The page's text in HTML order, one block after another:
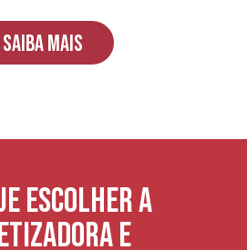
SAIBA MAIS
escolher a
e